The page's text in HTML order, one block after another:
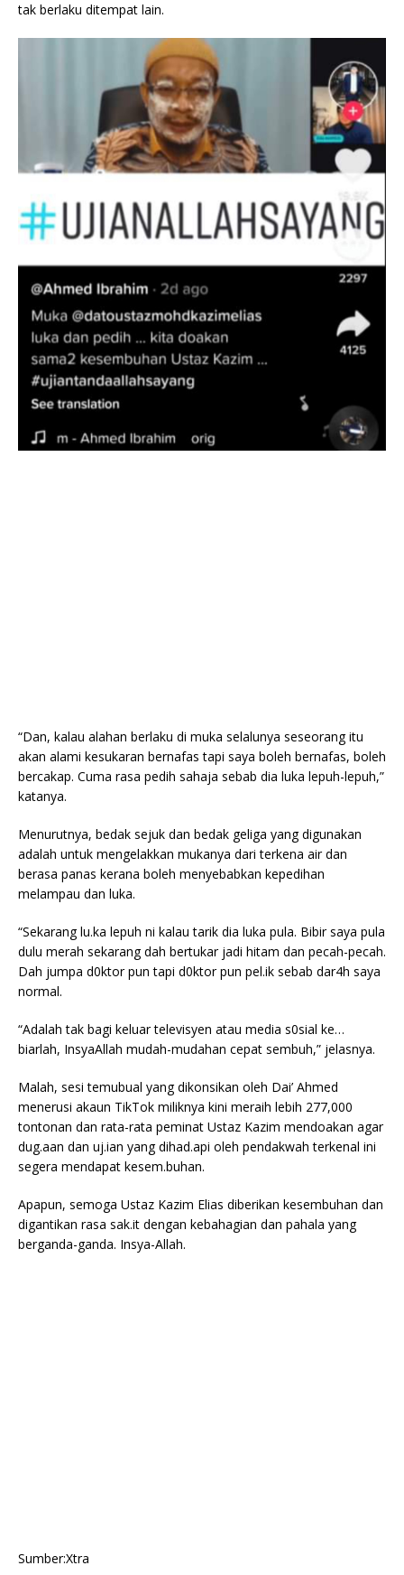
tak berlaku ditempat lain.
“Dan, kalau alahan berlaku di muka selalunya seseorang itu
akan alami kesukaran bernafas tapi saya boleh bernafas, boleh
bercakap. Cuma rasa pedih sahaja sebab dia luka lepuh-lepuh,”
katanya.
Menurutnya, bedak sejuk dan bedak geliga yang digunakan
adalah untuk mengelakkan mukanya dari terkena air dan
berasa panas kerana boleh menyebabkan kepedihan
melampau dan luka.
“Sekarang lu.ka lepuh ni kalau tarik dia luka pula. Bibir saya pula
dulu merah sekarang dah bertukar jadi hitam dan pecah-pecah.
Dah jumpa d0ktor pun tapi d0ktor pun pel.ik sebab dar4h saya
normal.
“Adalah tak bagi keluar televisyen atau media s0sial ke…
biarlah, InsyaAllah mudah-mudahan cepat sembuh,” jelasnya.
Malah, sesi temubual yang dikonsikan oleh Dai’ Ahmed
menerusi akaun TikTok miliknya kini meraih lebih 277,000
tontonan dan rata-rata peminat Ustaz Kazim mendoakan agar
dug.aan dan uj.ian yang dihad.api oleh pendakwah terkenal ini
segera mendapat kesem.buhan.
Apapun, semoga Ustaz Kazim Elias diberikan kesembuhan dan
digantikan rasa sak.it dengan kebahagian dan pahala yang
berganda-ganda. Insya-Allah.
Sumber:Xtra